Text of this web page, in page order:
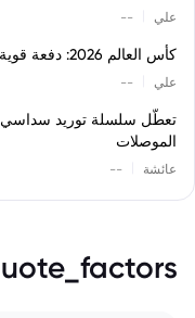
علي --
كأس العالم 2026: دفعة قوية لأسواق التنبؤات وتعزيز لـ DraftKings
علي --
تعطّل سلسلة توريد سداسي
الموصلات
عائشة --